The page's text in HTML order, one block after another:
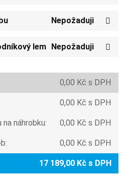
Nepožaduji
lem Nepožaduji
0,00 Kč s DPH
0,00 Kč s DPH
náhrobku: 0,00 Kč s DPH
0,00 Kč s DPH
17 189,00 Kč s DPH